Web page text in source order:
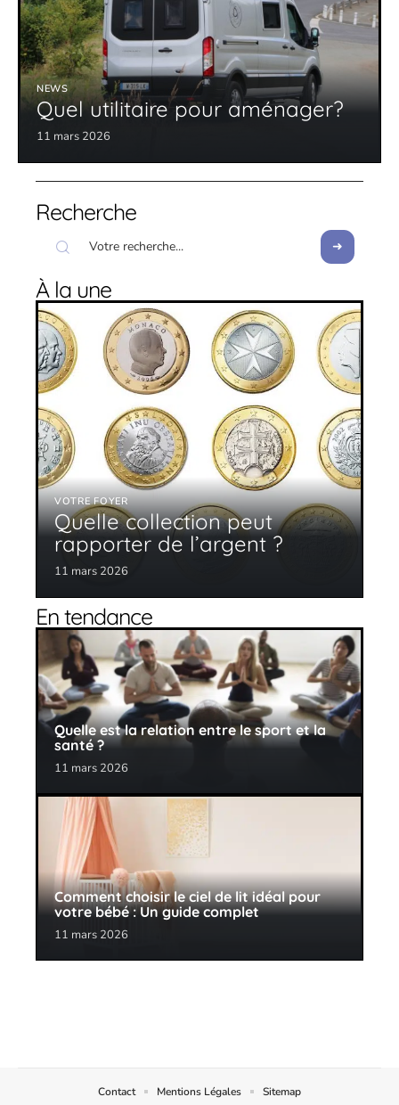
NEWS
Quel utilitaire pour aménager?
11 mars 2026
Recherche
À la une
VOTRE FOYER
Quelle collection peut
rapporter de l’argent ?
11 mars 2026
En tendance
Quelle est la relation entre le sport et la
santé ?
11 mars 2026
Comment choisir le ciel de lit idéal pour
votre bébé : Un guide complet
11 mars 2026
Contact Mentions Légales Sitemap